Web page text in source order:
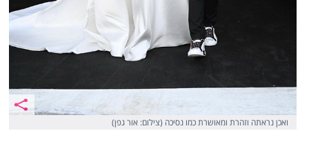
ואכן נראתה וזהרת ומאושרת כמו נסיכה (צילום: אור גפן)